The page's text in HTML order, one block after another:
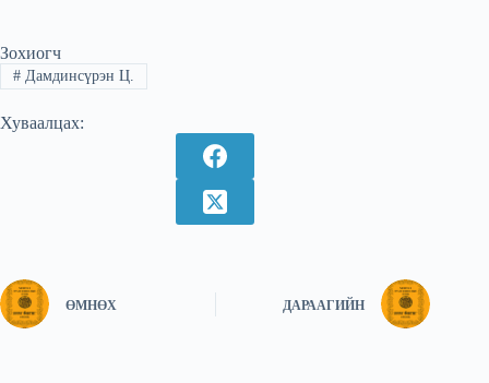
Зохиогч
#Дамдинсүрэн Ц.
Хуваалцах:
ӨМНӨХ ДАРААГИЙН